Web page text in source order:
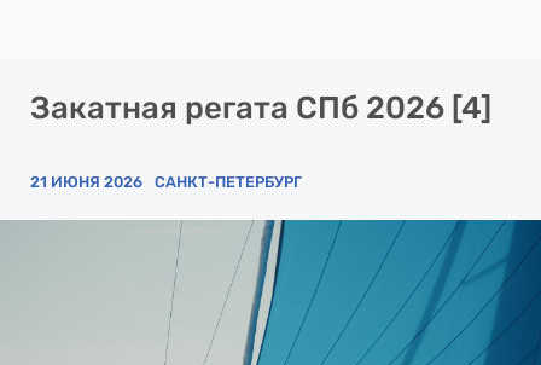
Закатная регата СПб 2026 [4]
21 ИЮНЯ 2026 САНКТ-ПЕТЕРБУРГ